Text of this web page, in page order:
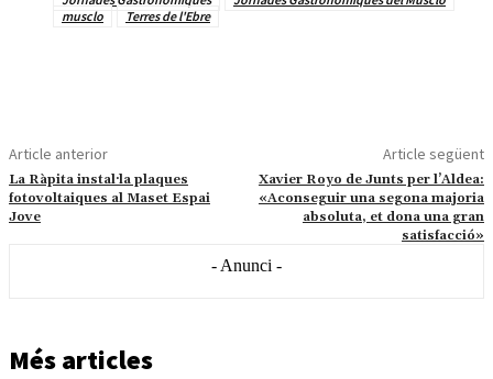
musclo
Terres de l'Ebre
Article anterior
La Ràpita instal·la plaques
fotovoltaiques al Maset Espai
Jove
Article següent
Xavier Royo de Junts per l’Aldea:
«Aconseguir una segona majoria
absoluta, et dona una gran
satisfacció»
- Anunci -
Més articles